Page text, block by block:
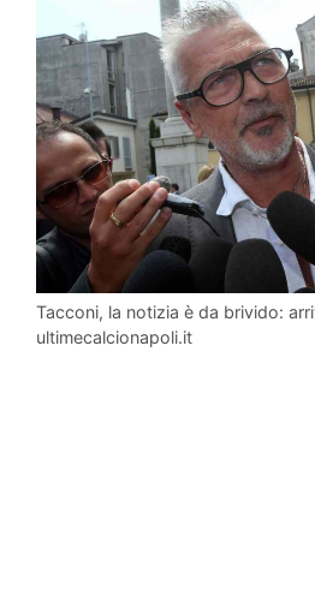
Tacconi, la notizia è da brivido:
ultimecalcionapoli.it